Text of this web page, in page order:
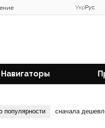
УкрРус
Навигаторы
популярности сначала